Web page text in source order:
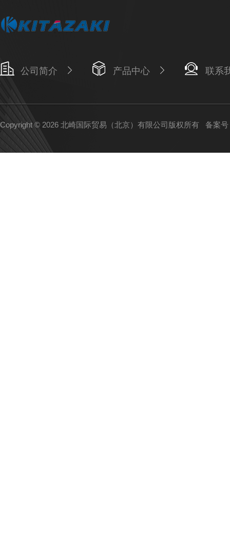
公司简介 产品中心 联系
Copyright © 2026 北崎国际贸易（北京）有限公司版权所有 备案号